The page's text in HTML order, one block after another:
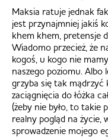
Maksia ratuje jednak
jest przynajmniej jakiś
khem khem, pretensje
Wiadomo przecież, że
kogoś, u kogo nie
naszego poziomu. Albo
grzyba się tak mądrzyć
zaciągnięcia do łóżka
(żeby nie było, to takie
realny pogląd na życie,
sprowadzenie mojego